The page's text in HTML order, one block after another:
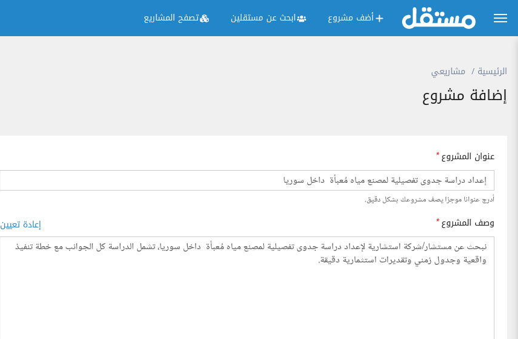
أضف مشروع ابحث عن مستقلين تصفح المشاريع
الرئيسية مشاريعي
إضافة مشروع
عنوان المشروع*
أدرج عنوانا موجزا يصف مشروعك بشكل دقيق.
وصف المشروع* إعادة تعيين